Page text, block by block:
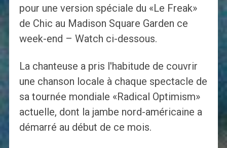
pour une version spéciale du «Le Freak»
de Chic au Madison Square Garden ce
week-end – Watch ci-dessous.
La chanteuse a pris l'habitude de couvrir
une chanson locale à chaque spectacle de
sa tournée mondiale «Radical Optimism»
actuelle, dont la jambe nord-américaine a
démarré au début de ce mois.